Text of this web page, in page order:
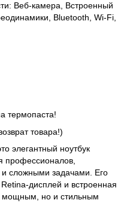
Веб-камера, Встроенный
Bluetooth, Wi-Fi,
термопаста!
товара!)
элегантный ноутбук
профессионалов,
сложными задачами. Его
дисплей и встроенная
мощным, но и стильным